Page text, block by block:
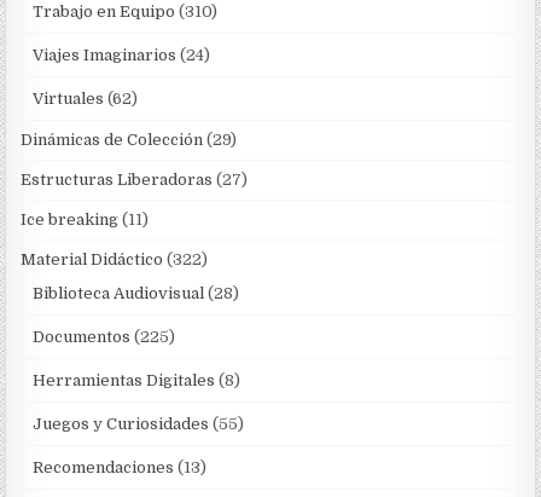
Trabajo en Equipo (310)
Viajes Imaginarios (24)
Virtuales (62)
Dinámicas de Colección (29)
Estructuras Liberadoras (27)
Ice breaking (11)
Material Didáctico (322)
Biblioteca Audiovisual (28)
Documentos (225)
Herramientas Digitales (8)
Juegos y Curiosidades (55)
Recomendaciones (13)